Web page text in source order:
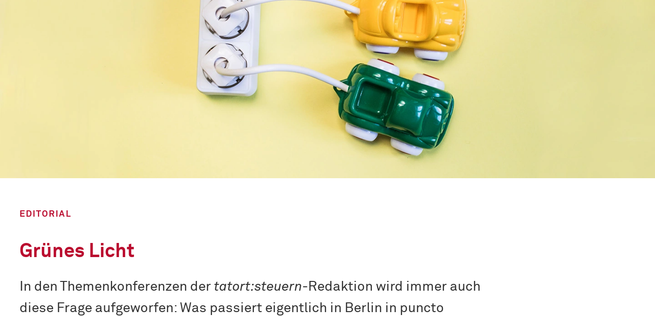
EDITORIAL
Grünes Licht
In den Themenkonferenzen der tatort:steuern-Redaktion wird immer auch
diese Frage aufgeworfen: Was passiert eigentlich in Berlin in puncto